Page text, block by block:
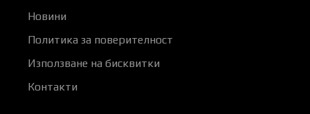
Новини
Политика за поверителност
Използване на бисквитки
Контакти